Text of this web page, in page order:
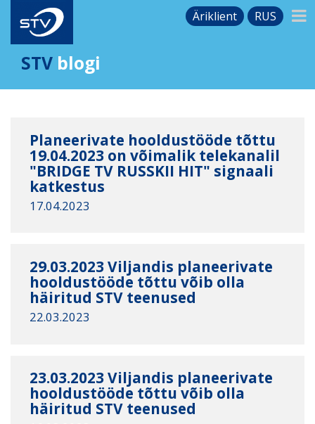
Äriklient RUS
STV blogi
Planeerivate hooldustööde tõttu
19.04.2023 on võimalik telekanalil
"BRIDGE TV RUSSKII HIT" signaali
katkestus
17.04.2023
29.03.2023 Viljandis planeerivate
hooldustööde tõttu võib olla
häiritud STV teenused
22.03.2023
23.03.2023 Viljandis planeerivate
hooldustööde tõttu võib olla
häiritud STV teenused